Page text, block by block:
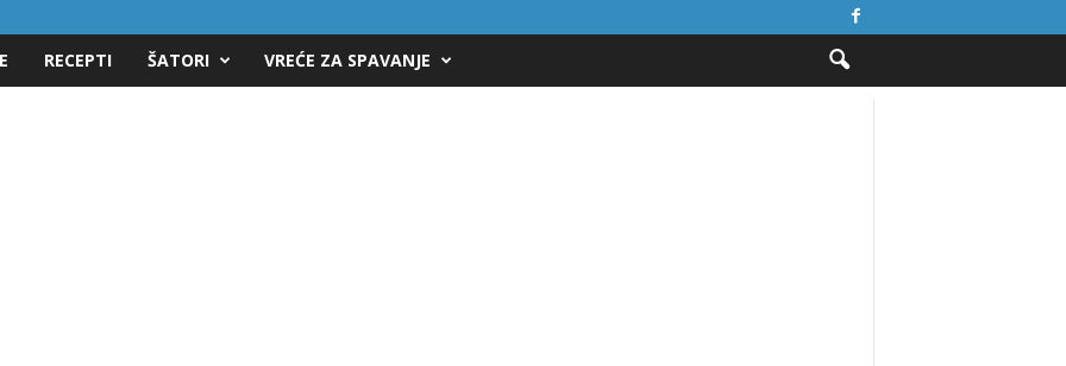
RECEPTI ŠATORI VREĆE ZA SPAVANJE